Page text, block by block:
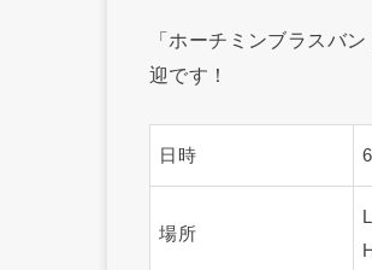
「ホーチミンブラスバ
迎です！
日時
場所